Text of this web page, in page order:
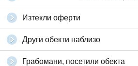
Изтекли оферти
Други обекти наблизо
Грабомани, посетили обекта